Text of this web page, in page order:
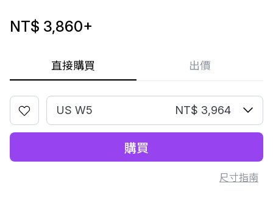
直接購買 出價
NT$ 3,860+
US W5 NT$ 3,964
購買
尺寸指南